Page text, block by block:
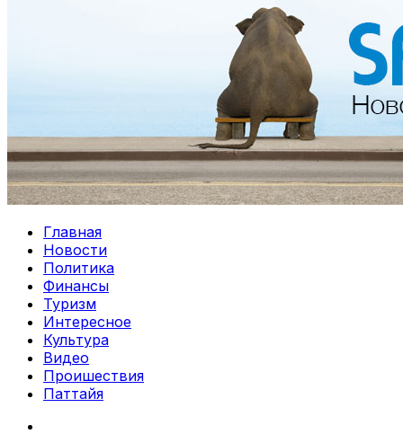
Главная
Новости
Политика
Финансы
Туризм
Интересное
Культура
Видео
Проишествия
Паттайя